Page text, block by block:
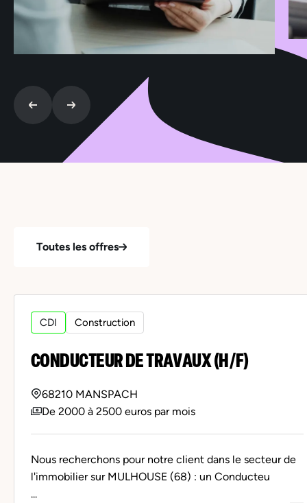
Toutes les offres
CDI Construction
CONDUCTEUR DE TRAVAUX (H/F)
68210 MANSPACH
De 2000 à 2500 euros par mois
Nous recherchons pour notre client dans le secteur de
l'immobilier sur MULHOUSE (68) : un Conducteu
...